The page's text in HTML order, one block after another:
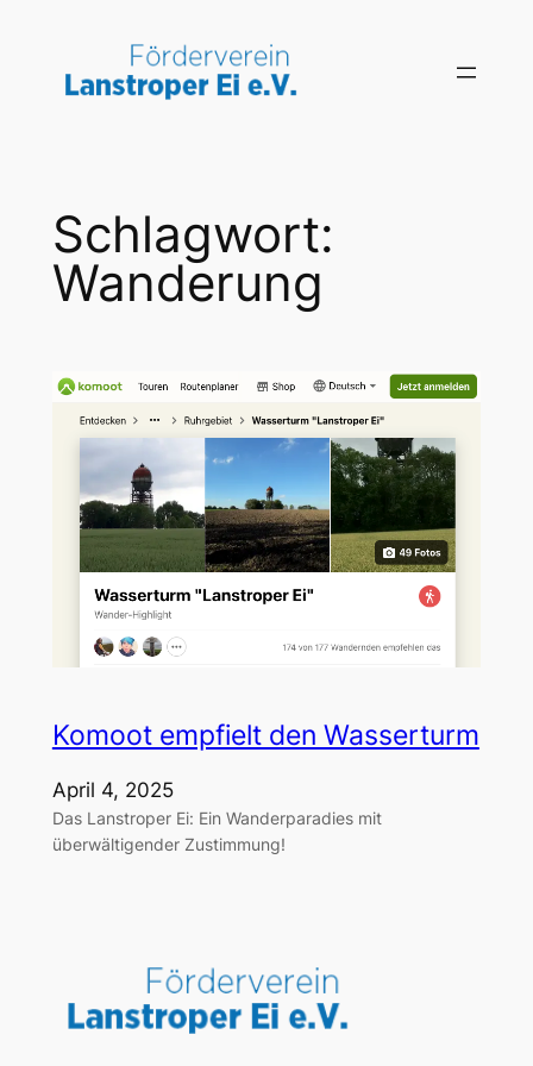
springen
Schlagwort:
Wanderung
Komoot empfielt den Wasserturm
April 4, 2025
Das Lanstroper Ei: Ein Wanderparadies mit
überwältigender Zustimmung!